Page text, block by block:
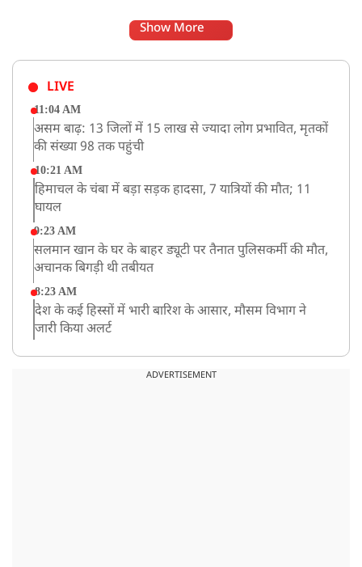
Show More
LIVE
11:04 AM
असम बाढ़: 13 जिलों में 15 लाख से ज्यादा लोग प्रभावित, मृतकों
की संख्या 98 तक पहुंची
10:21 AM
हिमाचल के चंबा में बड़ा सड़क हादसा, 7 यात्रियों की मौत; 11
घायल
9:23 AM
सलमान खान के घर के बाहर ड्यूटी पर तैनात पुलिसकर्मी की मौत,
अचानक बिगड़ी थी तबीयत
8:23 AM
देश के कई हिस्सों में भारी बारिश के आसार, मौसम विभाग ने
जारी किया अलर्ट
भारत समेत 5 देशों पर 100% टैरिफ
ADVERTISEMENT